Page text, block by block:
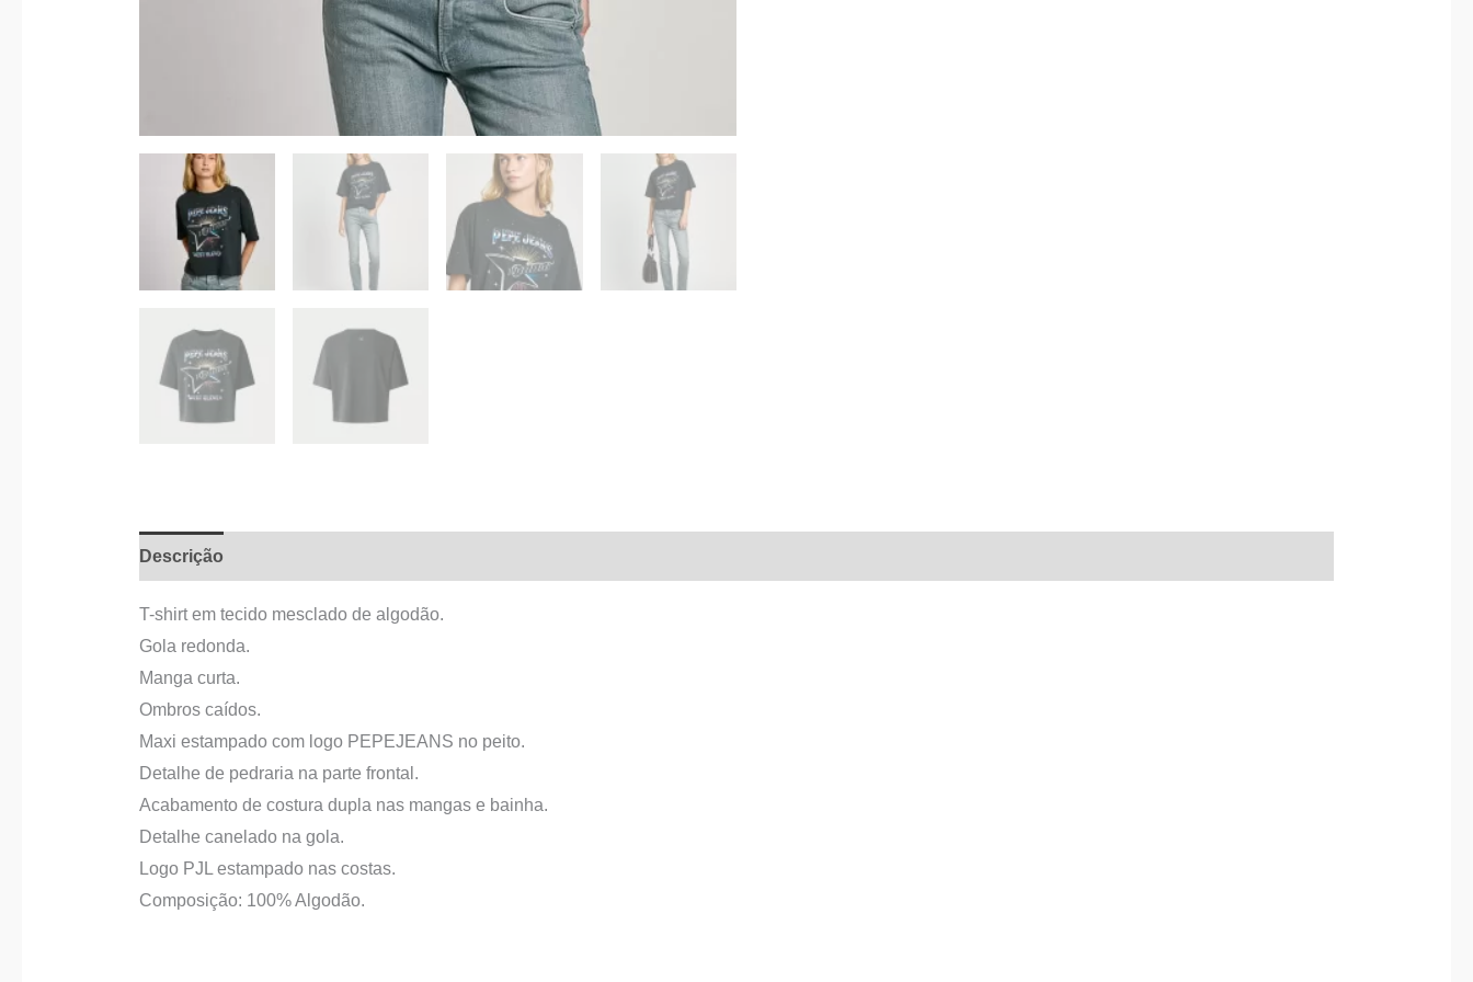
Descrição
T-shirt em tecido mesclado de algodão.
Gola redonda.
Manga curta.
Ombros caídos.
Maxi estampado com logo PEPEJEANS no peito.
Detalhe de pedraria na parte frontal.
Acabamento de costura dupla nas mangas e bainha.
Detalhe canelado na gola.
Logo PJL estampado nas costas.
Composição: 100% Algodão.